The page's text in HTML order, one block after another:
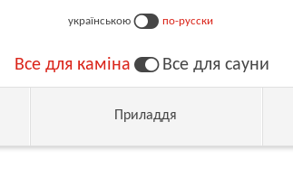
українською по-русски
Все для каміна Все для сауни
Приладдя